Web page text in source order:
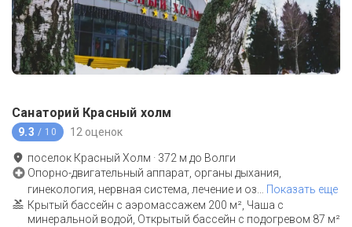
Санаторий Красный холм
9.3 / 10 12 оценок
поселок Красный Холм · 372 м до Волги
Опорно-двигательный аппарат, органы дыхания,
гинекология, нервная система, лечение и оз… Показать еще
Крытый бассейн с аэромассажем 200 м², Чаша с
минеральной водой, Открытый бассейн с подогревом 87 м²